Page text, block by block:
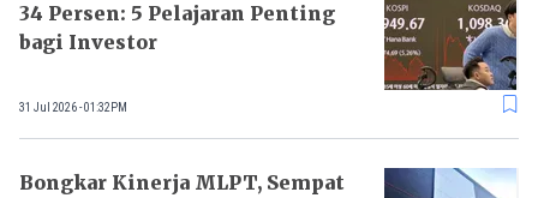
34 Persen: 5 Pelajaran Penting
bagi Investor
31 Jul 2026 - 01:32PM
Bongkar Kinerja MLPT, Sempat